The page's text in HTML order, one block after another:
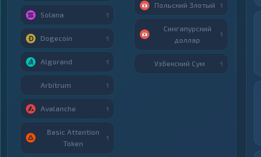
Solana 1
Dogecoin 1
Algorand 1
Arbitrum 1
Avalanche 1
Basic Attention
Token
1
Польский Злотый 1
Сингапурский
доллар
1
Узбекский Сум 1